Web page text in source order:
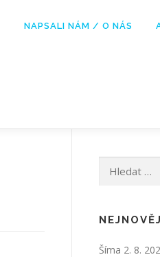
NAPSALI NÁM / O NÁS
Šíma 2. 8.